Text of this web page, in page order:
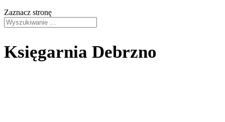
Zaznacz stronę
Księgarnia Debrzno